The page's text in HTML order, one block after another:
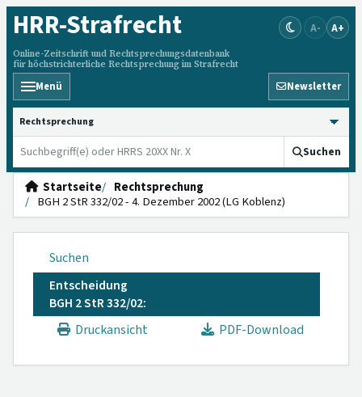
HRR-Strafrecht
Online-Zeitschrift und Rechtsprechungsdatenbank
für höchstrichterliche Rechtsprechung im Strafrecht
A- A+
Menü Newsletter
HRRS durchsuchen
Suchen
Startseite
Rechtsprechung
BGH 2 StR 332/02 - 4. Dezember 2002 (LG Koblenz)
Suchen
Entscheidung
BGH 2 StR 332/02:
Druckansicht
PDF-Download